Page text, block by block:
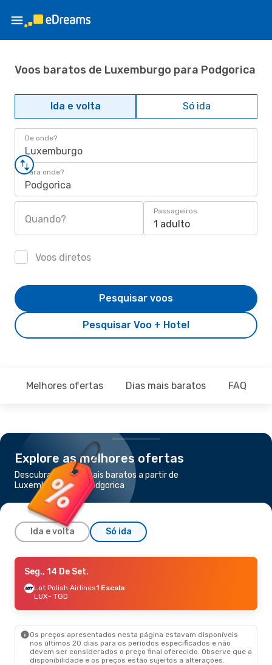
Voos baratos de Luxemburgo para Podgorica
Ida e volta Só ida
De onde?
Luxemburgo
Para onde?
Podgorica
Quando?
Passageiros
1 adulto
Voos diretos
Pesquisar Voo + Hotel
Pesquisar voos
Melhores ofertas Dias mais baratos FAQ
Explore as melhores ofertas
Descubra os voos mais baratos a partir de
Luxemburgo para Podgorica
Ida e volta Só ida
Sex., 2 De Out.- Qua., 7 De Out.
Lufthansa 2 Escalas
LUX- TGD
TGD- LUX
Seg., 14 De Set.
Lot Polish Airlines1 Escala
LUX- TGD
Os preços apresentados nesta página estavam disponíveis
nos últimos 20 dias para os períodos especificados e não
devem ser considerados o preço final oferecido. Observe que a
disponibilidade e os preços estão sujeitos a alterações.